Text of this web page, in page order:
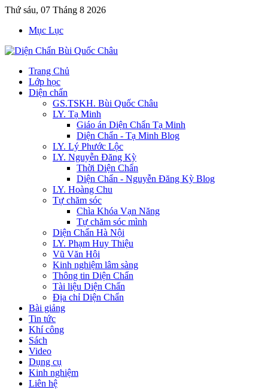
Thứ sáu, 07 Tháng 8 2026
Mục Lục
Trang Chủ
Lớp học
Diện chẩn
GS.TSKH. Bùi Quốc Châu
LY. Tạ Minh
Giáo án Diện Chẩn Tạ Minh
Diện Chẩn - Tạ Minh Blog
LY. Lý Phước Lộc
LY. Nguyễn Đăng Kỳ
Thời Diện Chẩn
Diện Chẩn - Nguyễn Đăng Kỳ Blog
LY. Hoàng Chu
Tự chăm sóc
Chìa Khóa Vạn Năng
Tự chăm sóc mình
Diện Chẩn Hà Nội
LY. Phạm Huy Thiệu
Vũ Văn Hội
Kinh nghiệm lâm sàng
Thông tin Diện Chẩn
Tài liệu Diện Chẩn
Địa chỉ Diện Chẩn
Bài giảng
Tin tức
Khí công
Sách
Video
Dụng cụ
Kinh nghiệm
Liên hệ